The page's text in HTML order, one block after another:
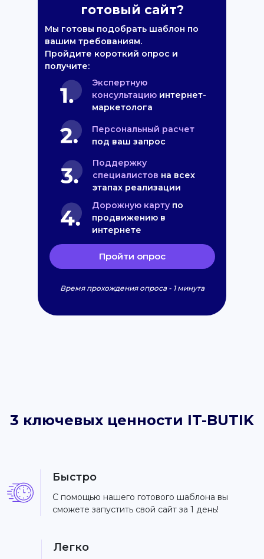
готовый сайт?
Мы готовы подобрать шаблон по
вашим требованиям.
Пройдите короткий опрос и
получите:
Экспертную
консультацию интернет-
маркетолога
Персональный расчет
под ваш запрос
Поддержку
специалистов на всех
этапах реализации
Дорожную карту по
продвижению в
интернете
Пройти опрос
Время прохождения опроса - 1 минута
3 ключевых ценности IT-BUTIK
Быстро
С помощью нашего готового шаблона вы
сможете запустить свой сайт за 1 день!
Легко